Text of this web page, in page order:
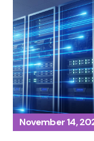
November 14,